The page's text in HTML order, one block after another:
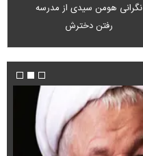
نگرانی هومن سیدی از مدرسه
رفتن دخترش